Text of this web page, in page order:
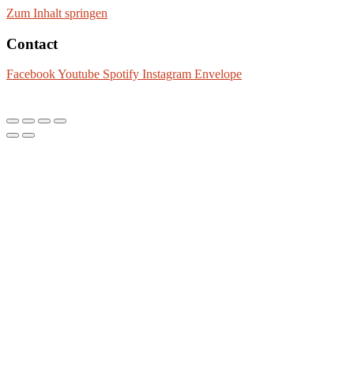
Zum Inhalt springen
Contact
FacebookYoutube Spotify Instagram Envelope